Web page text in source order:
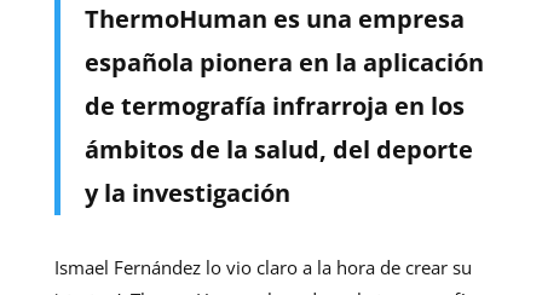
ThermoHuman es una empresa
española pionera en la aplicación
de termografía infrarroja en los
ámbitos de la salud, del deporte
y la investigación
Ismael Fernández lo vio claro a la hora de crear su